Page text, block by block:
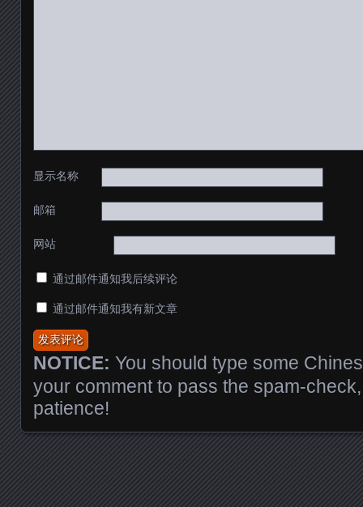
显示名称
邮箱
网站
通过邮件通知我后续评论
通过邮件通知我有新文章
NOTICE: You should type some
your comment to pass the spam-
patience!